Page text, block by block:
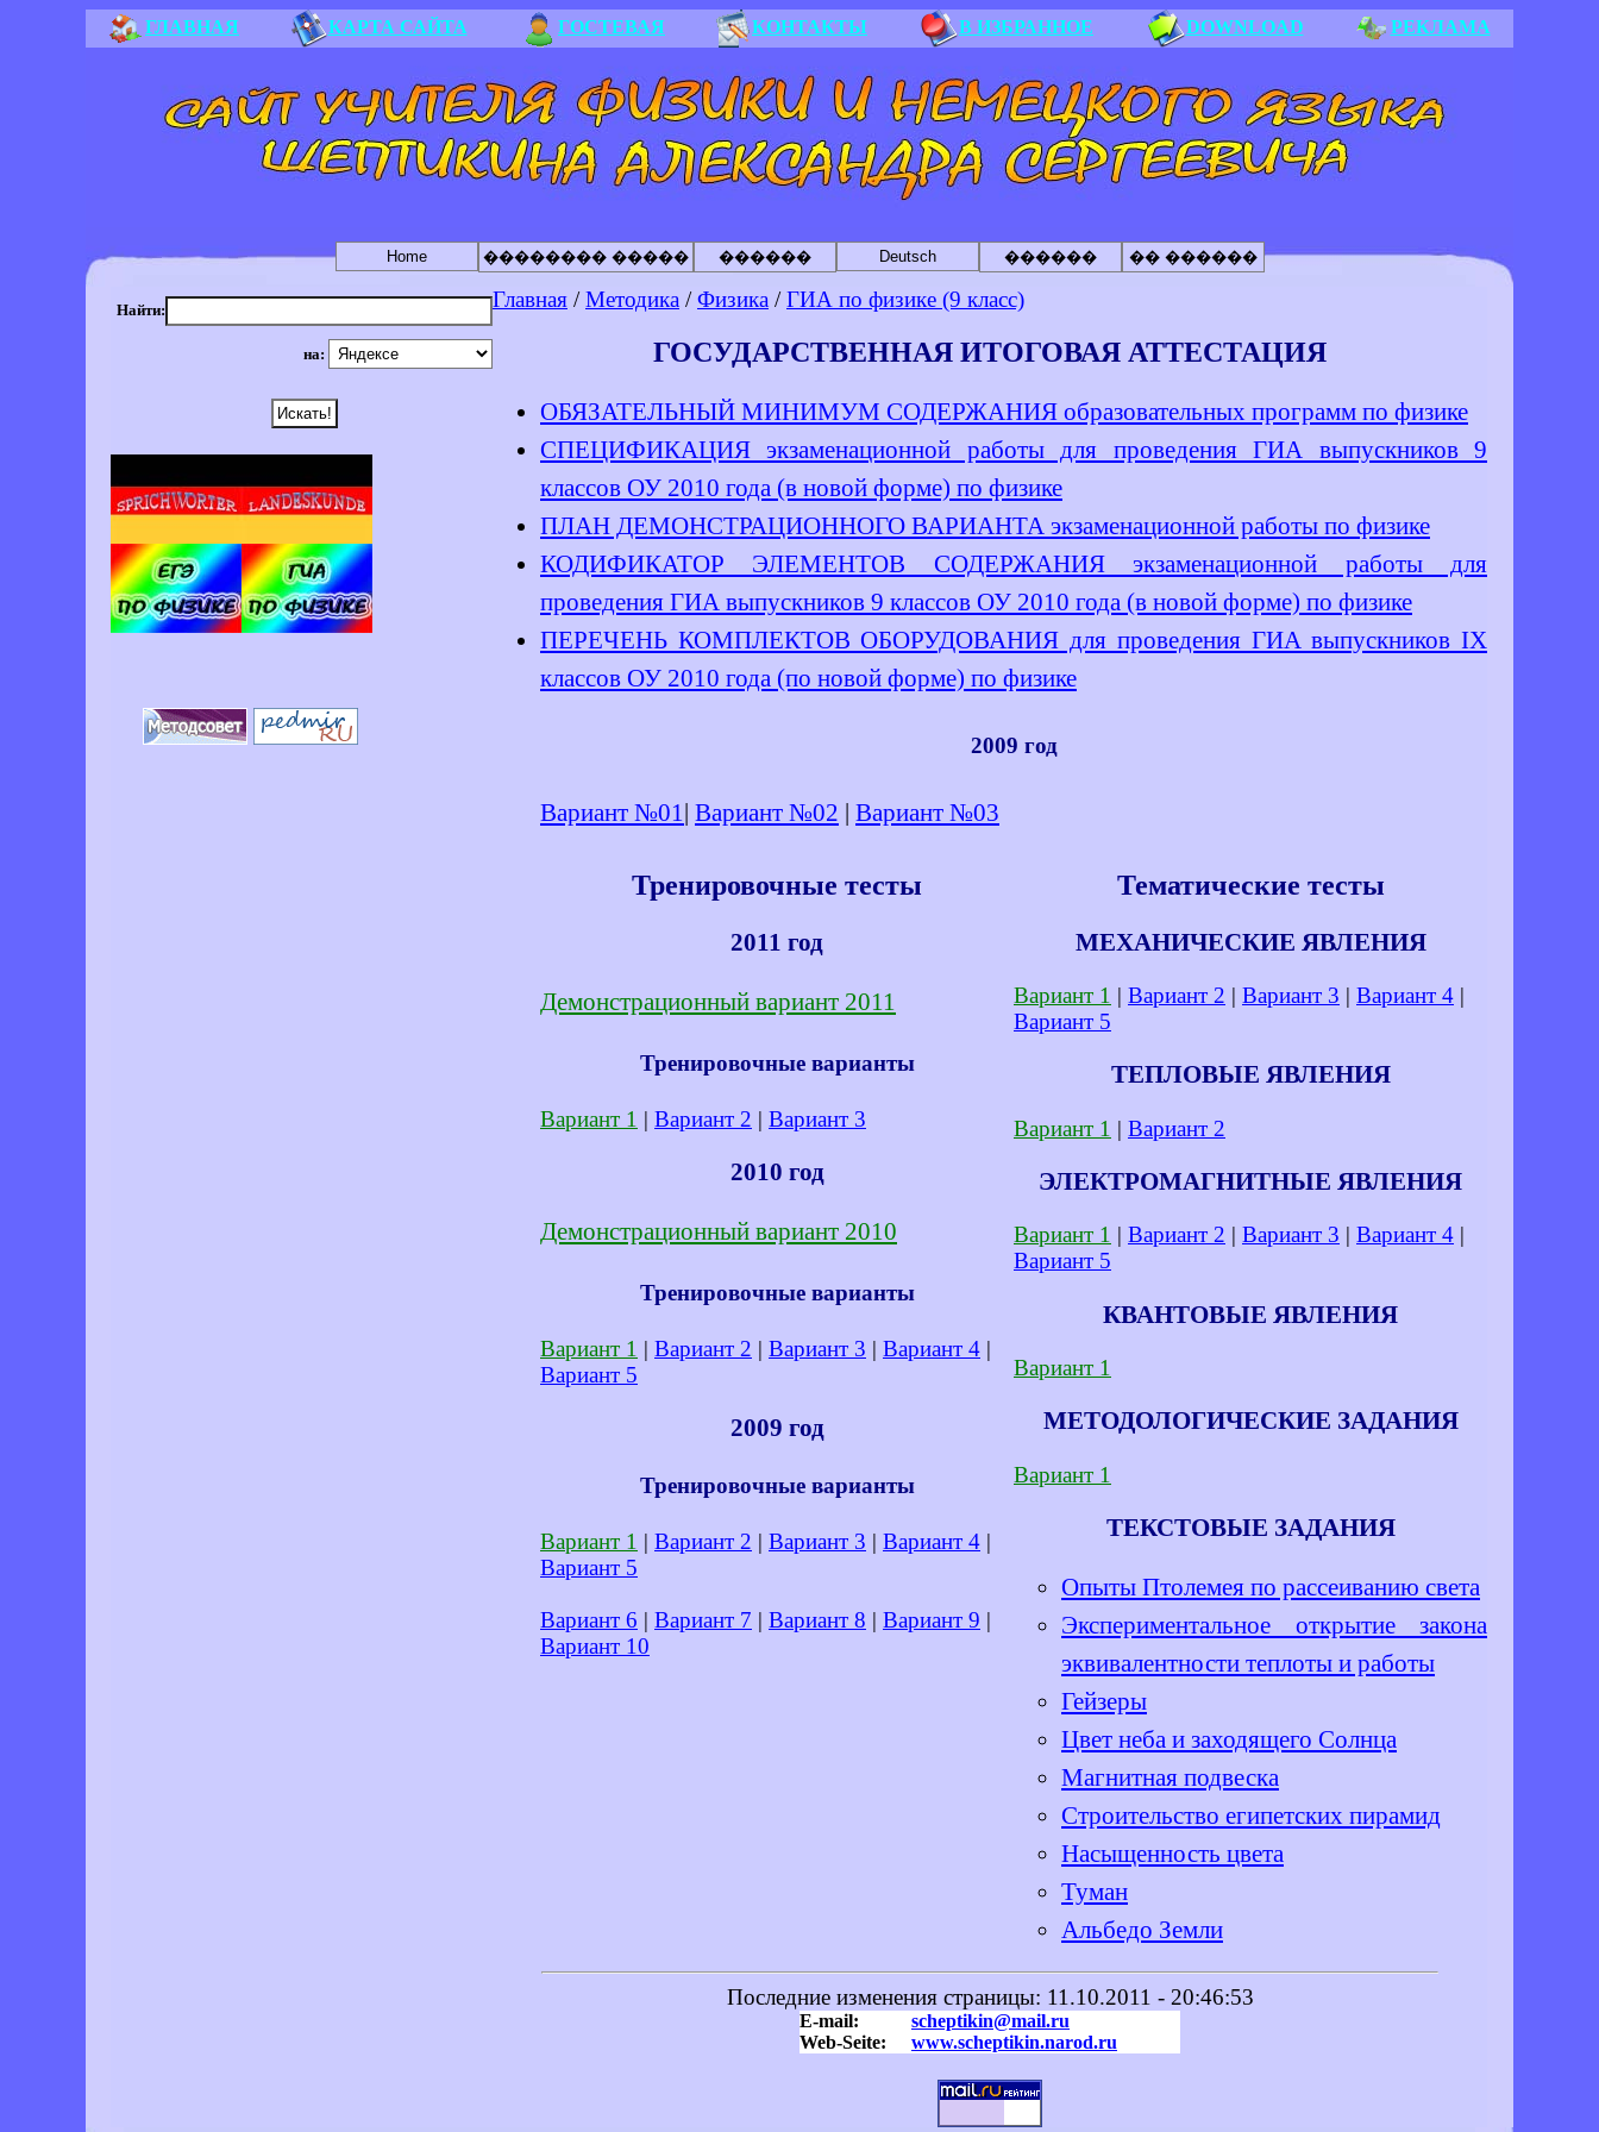
ГЛАВНАЯ КАРТА САЙТА ГОСТЕВАЯ КОНТАКТЫ В ИЗБРАННОЕ DOWNLOAD РЕКЛАМА
Home �������� ����� ������ Deutsch ������ �� ������
Найти:
на:
Главная /Методика /Физика /ГИА по физике (9 класс)
ГОСУДАРСТВЕННАЯ ИТОГОВАЯ АТТЕСТАЦИЯ
ОБЯЗАТЕЛЬНЫЙ МИНИМУМ СОДЕРЖАНИЯ образовательных программ по физике
СПЕЦИФИКАЦИЯ экзаменационной работы для проведения ГИА выпускников 9
классов ОУ 2010 года (в новой форме) по физике
ПЛАН ДЕМОНСТРАЦИОННОГО ВАРИАНТА экзаменационной работы по физике
КОДИФИКАТОР ЭЛЕМЕНТОВ СОДЕРЖАНИЯ экзаменационной работы для
проведения ГИА выпускников 9 классов ОУ 2010 года (в новой форме) по физике
ПЕРЕЧЕНЬ КОМПЛЕКТОВ ОБОРУДОВАНИЯ для проведения ГИА выпускников IX
классов ОУ 2010 года (по новой форме) по физике
2009 год
Вариант №01 Вариант №02 Вариант №03
Тренировочные тесты
2011 год
Демонстрационный вариант 2011
Тренировочные варианты
Вариант 1 | Вариант 2 | Вариант 3
2010 год
Демонстрационный вариант 2010
Тренировочные варианты
Вариант 1 | Вариант 2 | Вариант 3 | Вариант 4 |
Вариант 5
2009 год
Тренировочные варианты
Вариант 1 | Вариант 2 | Вариант 3 | Вариант 4 |
Вариант 5
Вариант 6 | Вариант 7 | Вариант 8 | Вариант 9 |
Вариант 10
Тематические тесты
МЕХАНИЧЕСКИЕ ЯВЛЕНИЯ
Вариант 1 | Вариант 2 | Вариант 3 | Вариант 4 |
Вариант 5
ТЕПЛОВЫЕ ЯВЛЕНИЯ
Вариант 1 | Вариант 2
ЭЛЕКТРОМАГНИТНЫЕ ЯВЛЕНИЯ
Вариант 1 | Вариант 2 | Вариант 3 | Вариант 4 |
Вариант 5
КВАНТОВЫЕ ЯВЛЕНИЯ
Вариант 1
МЕТОДОЛОГИЧЕСКИЕ ЗАДАНИЯ
Вариант 1
ТЕКСТОВЫЕ ЗАДАНИЯ
Опыты Птолемея по рассеиванию света
Экспериментальное открытие закона
эквивалентности теплоты и работы
Гейзеры
Цвет неба и заходящего Солнца
Магнитная подвеска
Строительство египетских пирамид
Насыщенность цвета
Туман
Альбедо Земли
Последние изменения страницы: 11.10.2011 - 20:46:53
E-mail:
scheptikin@mail.ru
Web-Seite:
www.scheptikin.narod.ru